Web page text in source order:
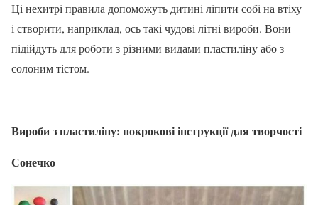
Ці нехитрі правила допоможуть дитині ліпити собі на втіху
і створити, наприклад, ось такі чудові літні вироби. Вони
підійдуть для роботи з різними видами пластиліну або з
солоним тістом.
Вироби з пластиліну: покрокові інструкції для творчості
Сонечко